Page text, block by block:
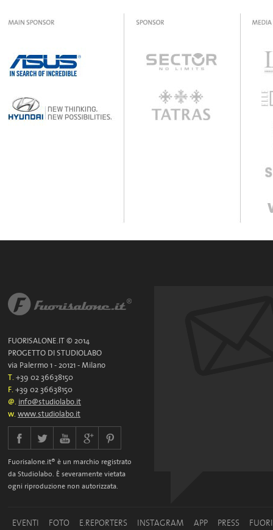
FUORISALONE.IT © 2014
PROGETTO DI STUDIOLABO
via Palermo 1 - 20121 - Milano
T.+39 02 36638150
F.+39 02 36638150
@.info@studiolabo.it
w.www.studiolabo.it
Fuorisalone.it® è un marchio registrato
da Studiolabo. È severamente vietata
ogni riproduzione non autorizzata.
EVENTI FOTO E.REPORTERS INSTAGRAM APP PRESS